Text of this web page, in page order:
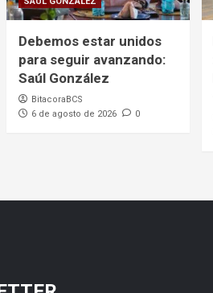
Debemos estar unidos
para seguir avanzando:
Saúl González
BitacoraBCS
6 de agosto de 2026
0